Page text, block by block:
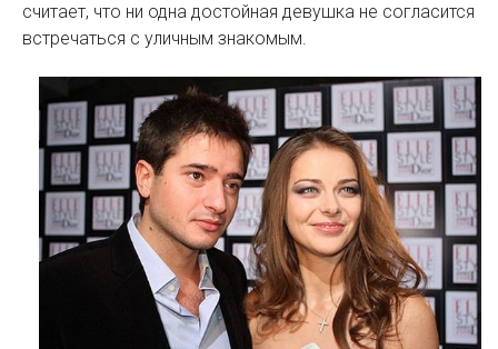
считает, что ни одна достойная девушка не согласится
встречаться с уличным знакомым.